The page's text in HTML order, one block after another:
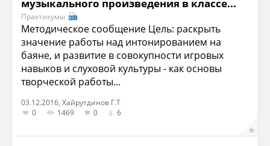
музыкального произведения в классе...
Практикумы
Методическое сообщение Цель: раскрыть
значение работы над интонированием на
баяне, и развитие в совокупности игровых
навыков и слуховой культуры - как основы
творческой работы...
03.12.2016, Хайрутдинов Г.Т
0
1469 0 6